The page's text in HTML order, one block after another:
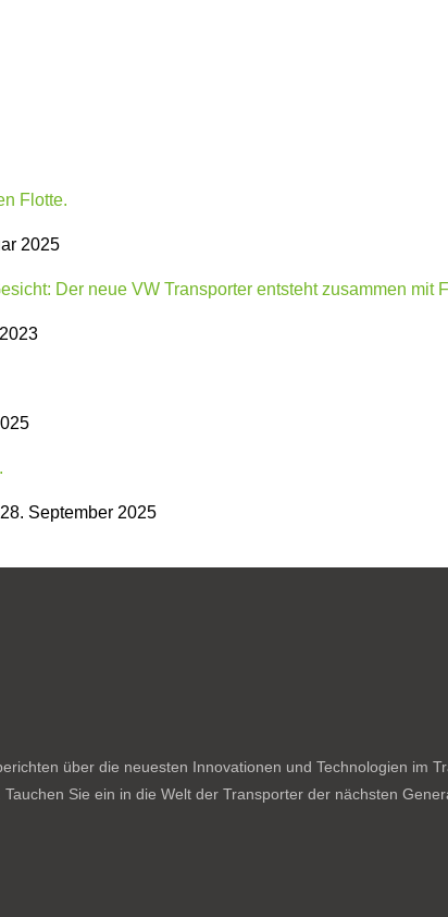
2025
28. September 2025
über die neuesten Innovationen und Technologien im
Sie ein in die Welt der Transporter der nächsten